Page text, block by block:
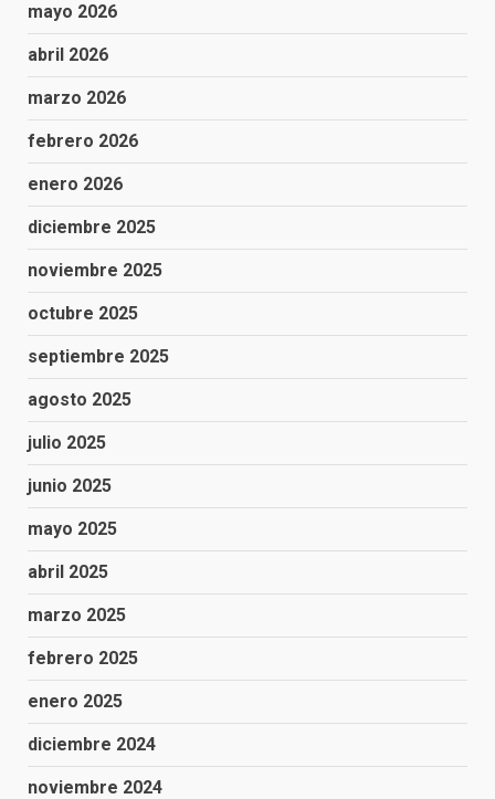
mayo 2026
abril 2026
marzo 2026
febrero 2026
enero 2026
diciembre 2025
noviembre 2025
octubre 2025
septiembre 2025
agosto 2025
julio 2025
junio 2025
mayo 2025
abril 2025
marzo 2025
febrero 2025
enero 2025
diciembre 2024
noviembre 2024